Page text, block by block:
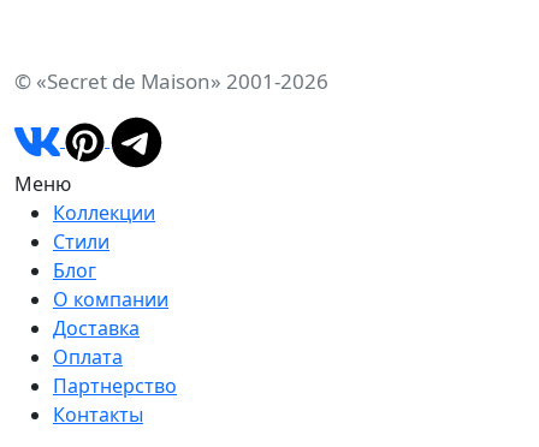
© «Secret de Maison» 2001-2026
Меню
Коллекции
Стили
Блог
О компании
Доставка
Оплата
Партнерство
Контакты